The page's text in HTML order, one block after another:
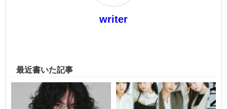
writer
最近書いた記事